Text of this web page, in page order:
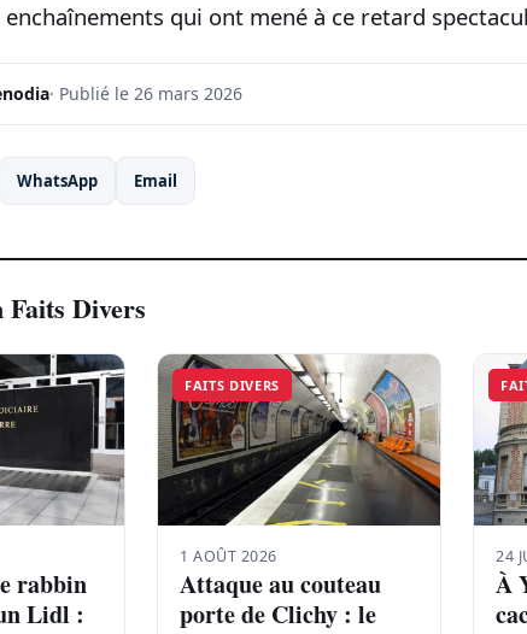
qui ont mené à ce retard
· Publié le 26 mars 2026
WhatsApp Email
Divers
rabbin
Lidl :
FAITS DIVERS
1 AOÛT 2026
Attaque au couteau
porte de Clichy : le
24
À